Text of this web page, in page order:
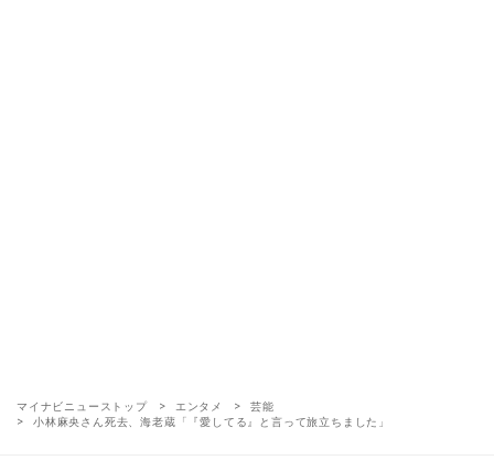
マイナビニューストップ エンタメ
芸能
小林麻央さん死去、海老蔵「『愛してる』と言って旅立ちました」